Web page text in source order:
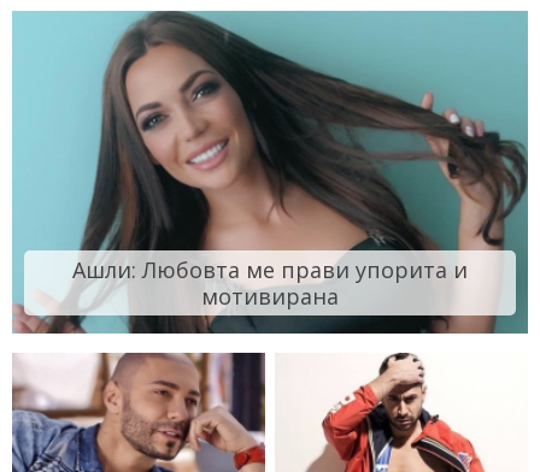
Ашли: Любовта ме прави упорита и
мотивирана